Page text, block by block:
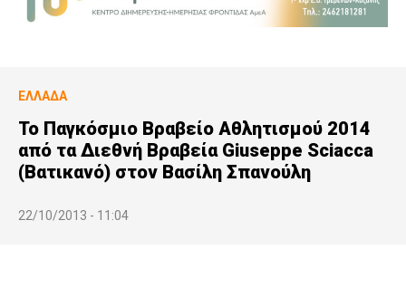
ΕΛΛΆΔΑ
Το Παγκόσμιο Βραβείο Αθλητισμού 2014
από τα Διεθνή Βραβεία Giuseppe Sciacca
(Βατικανό) στον Βασίλη Σπανούλη
22/10/2013 - 11:04